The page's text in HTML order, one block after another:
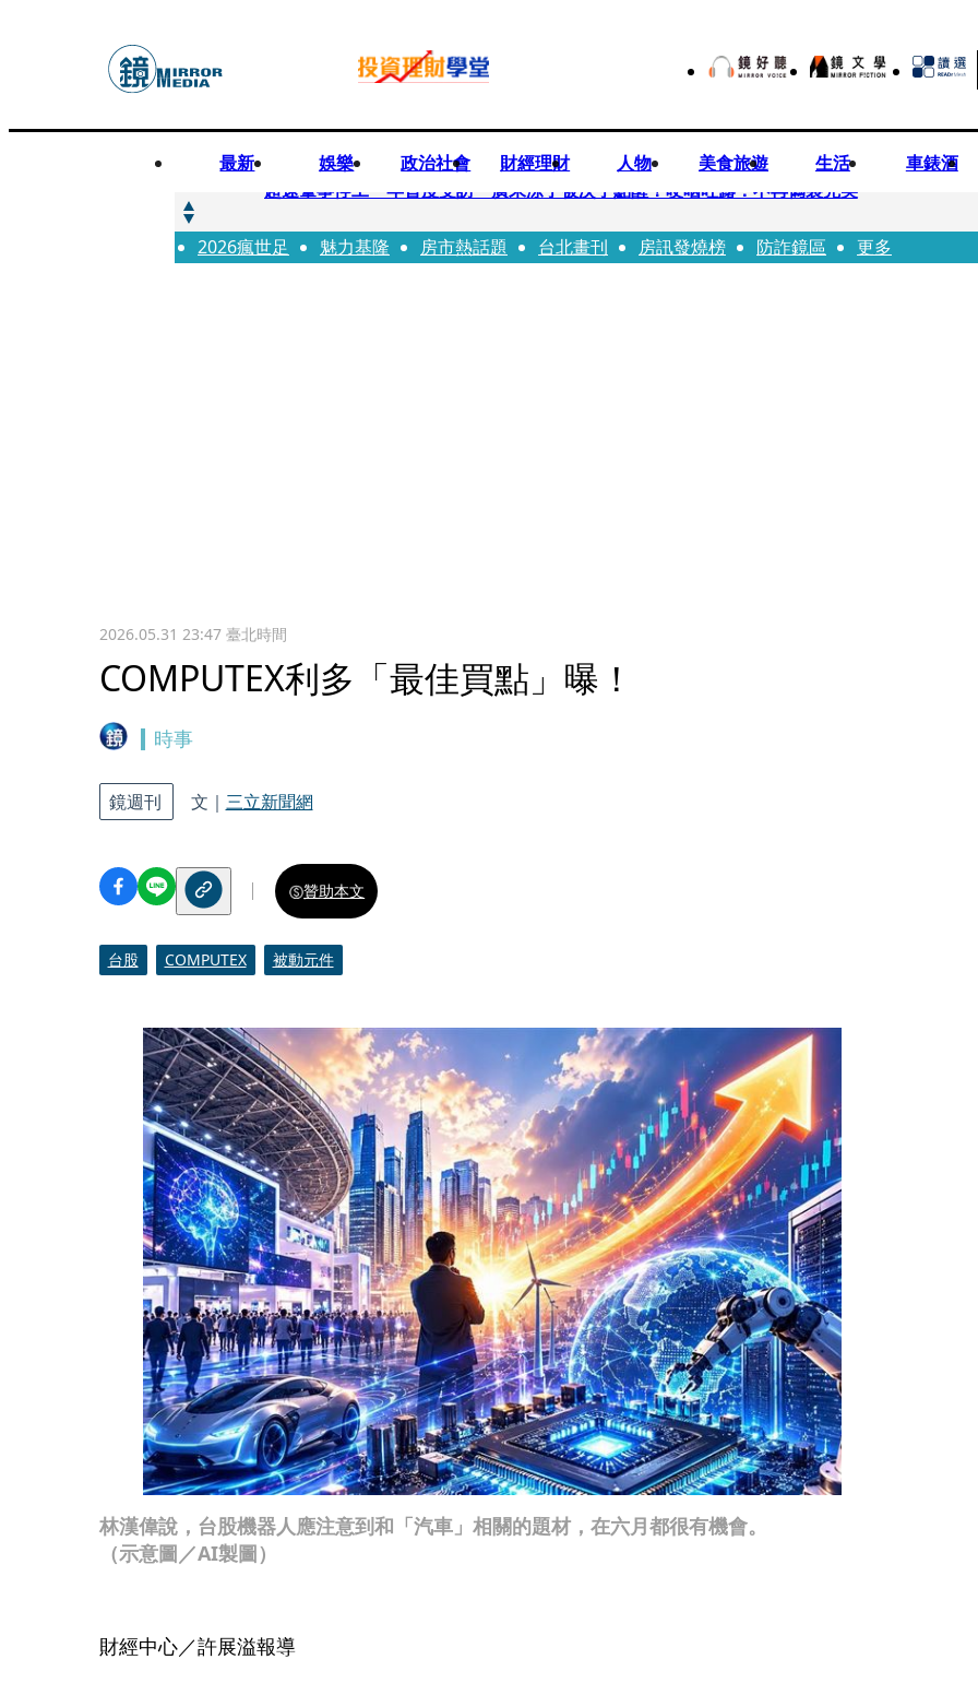
最新 娛樂 政治社會 財經理財 人物 美食旅遊 生活 車錶酒
快訊
超速肇事停工一年首度受訪 廣末涼子被次子點醒！哽咽吐露：不再偽裝完美
快訊
暗黑界轉戰科技圈！前AV女優當工程師 接單「網站製作」
2026瘋世足 魅力基隆 房市熱話題 台北畫刊 房訊發燒榜 防詐鏡區 更多
2026.05.31 23:47臺北時間
COMPUTEX利多「最佳買點」曝！
時事
林漢偉說，台股機器人應注意到和「汽車」相關的題材，在六月都很有機會。
（示意圖／AI製圖）
鏡週刊 文｜ 三立新聞網
贊助本文
台股 COMPUTEX 被動元件
財經中心／許展溢報導